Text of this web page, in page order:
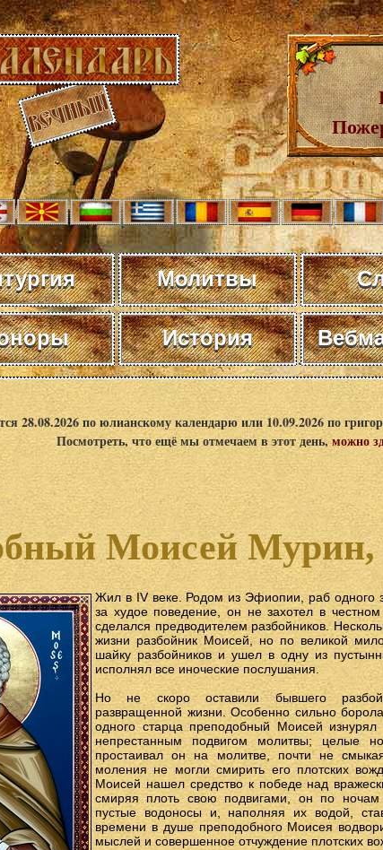
Молитвы
История
28.08.2026 по юлианскому календарю или 10.09.2026 по
Посмотреть, что ещё мы отмечаем в этот день,можно
Моисей Мурин,
Жил в IV веке. Родом из Эфиопии, раб одного
за худое поведение, он не захотел в
сделался предводителем разбойников.
жизни разбойник Моисей, но по великой
шайку разбойников и ушел в одну из
исполнял все иноческие послушания.
Но не скоро оставили бывшего
развращенной жизни. Особенно сильно
одного старца преподобный Моисей
непрестанным подвигом молитвы; целые
простаивал он на молитве, почти не
моления не могли смирить его плотских
Моисей нашел средство к победе над
смиряя плоть свою подвигами, он по ночам
пустые водоносы и, наполняя их водой,
времени в душе преподобного Моисея
мыслей и совершенное отчуждение плотских